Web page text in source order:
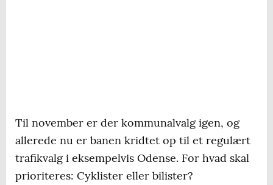
Til november er der kommunalvalg igen, og
allerede nu er banen kridtet op til et regulært
trafikvalg i eksempelvis Odense. For hvad skal
prioriteres: Cyklister eller bilister?